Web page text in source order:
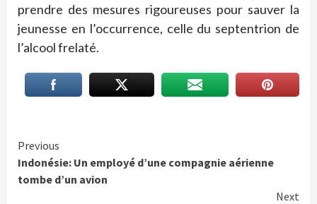
prendre des mesures rigoureuses pour sauver la
jeunesse en l’occurrence, celle du septentrion de
l’alcool frelaté.
Continue
Reading
Previous
Indonésie: Un employé d’une compagnie aérienne
tombe d’un avion
Next